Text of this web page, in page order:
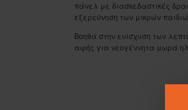
πάνελ με διασκεδαστικές
εξερεύνηση των μικρών
Βοηθά στην ενίσχυση των
αφής για νεογέννητα μωρά